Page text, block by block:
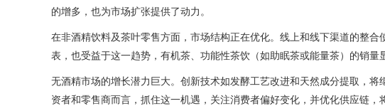
的增多，也为市场扩张提供了动力。
在非酒精饮料及茶叶零售方面，市场结构正在优化。线上和线下渠道的整
表，也受益于这一趋势，有机茶、功能性茶饮（如助眠茶或能量茶）的销
无酒精市场的增长潜力巨大。创新技术如发酵工艺改进和天然成分提取，
资者和零售商而言，抓住这一机遇，关注消费者偏好变化，并优化供应链，